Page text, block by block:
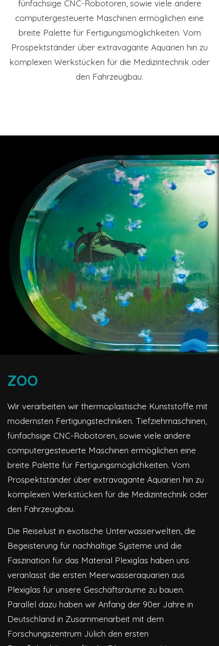
fünfachsige CNC-Robotoren, sowie viele andere
computergesteuerte Maschinen ermöglichen eine
breite Palette für Fertigungsmöglichkeiten. Vom
Prospektständer über extravagante Aquarien hin zu
komplexen Werkstücken für die Medizintechnik oder
den Fahrzeugbau.
ZOO
Wir verarbeiten wir thermoplastische Kunststoffe mit
modernsten Fertigungstechniken. Tiefziehmaschinen,
fünfachsige CNC-Robotoren, sowie viele andere
computergesteuerte Maschinen ermöglichen eine
breite Palette für Fertigungsmöglichkeiten. Vom
Prospektständer über extravagante Aquarien hin zu
komplexen Werkstücken für die Medizintechnik oder
den Fahrzeugbau.
Die Reiselust in exotische Unterwasserwelten, die
Begeisterung für nachhaltige Systeme und die
Faszination für das Material Plexiglas haben uns
veranlasst die ersten Meerwasseraquarien aus
Plexiglas für unsere Geschäftsräume zu bauen.
Parallel dazu haben wir Anfang der 90er Jahre in
Deutschland in Zusammenarbeit mit dem
Forschungszentrum Jülich den ersten